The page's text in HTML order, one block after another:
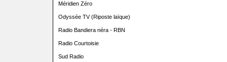
Méridien Zéro
Odyssée TV (Riposte laïque)
Radio Bandiera néra - RBN
Radio Courtoisie
Sud Radio